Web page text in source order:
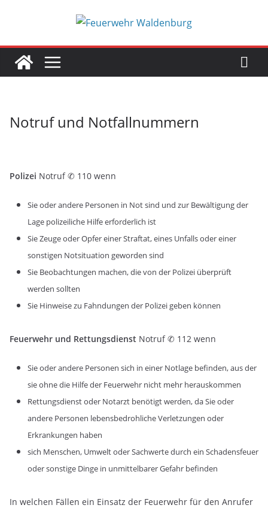
Notruf und Notfallnummern
Polizei Notruf ✆ 110 wenn
Sie oder andere Personen in Not sind und zur Bewältigung der
Lage polizeiliche Hilfe erforderlich ist
Sie Zeuge oder Opfer einer Straftat, eines Unfalls oder einer
sonstigen Notsituation geworden sind
Sie Beobachtungen machen, die von der Polizei überprüft
werden sollten
Sie Hinweise zu Fahndungen der Polizei geben können
Feuerwehr und Rettungsdienst Notruf ✆ 112 wenn
Sie oder andere Personen sich in einer Notlage befinden, aus der
sie ohne die Hilfe der Feuerwehr nicht mehr herauskommen
Rettungsdienst oder Notarzt benötigt werden, da Sie oder
andere Personen lebensbedrohliche Verletzungen oder
Erkrankungen haben
sich Menschen, Umwelt oder Sachwerte durch ein Schadensfeuer
oder sonstige Dinge in unmittelbarer Gefahr befinden
In welchen Fällen ein Einsatz der Feuerwehr für den Anrufer